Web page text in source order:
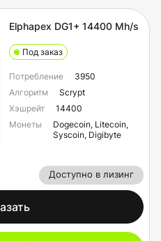
Elphapex DG1+ 14400 Mh/s
Под заказ
Потребление
3950
Алгоритм
Scrypt
Хэшрейт
14400
Монеты
Dogecoin, Litecoin,
Syscoin, Digibyte
Доступно в лизинг